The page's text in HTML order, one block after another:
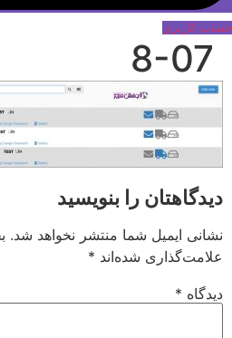
حساب کاربری
8-07
دیدگاهتان را بنویسید
نشانی ایمیل شما منتشر نخواهد شد.
علامت‌گذاری شده‌اند *
دیدگاه *